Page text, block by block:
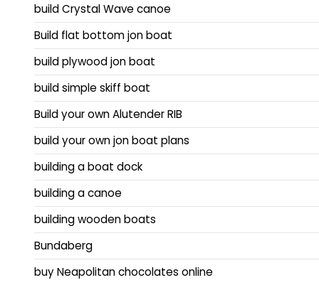
build Crystal Wave canoe
Build flat bottom jon boat
build plywood jon boat
build simple skiff boat
Build your own Alutender RIB
build your own jon boat plans
building a boat dock
building a canoe
building wooden boats
Bundaberg
buy Neapolitan chocolates online